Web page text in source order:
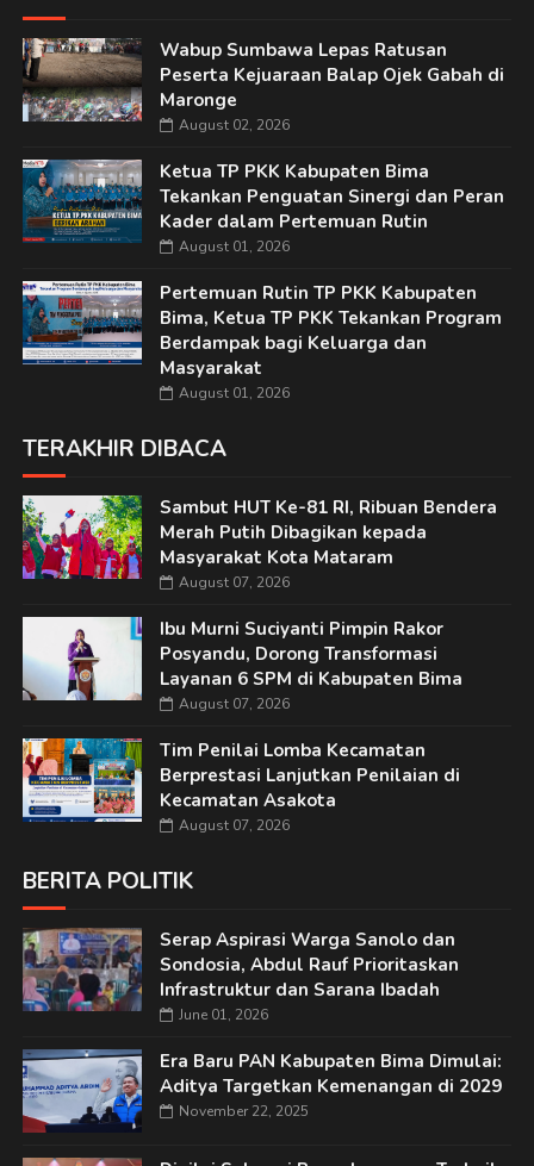
Wabup Sumbawa Lepas Ratusan
Peserta Kejuaraan Balap Ojek Gabah di
Maronge
August 02, 2026
Ketua TP PKK Kabupaten Bima
Tekankan Penguatan Sinergi dan Peran
Kader dalam Pertemuan Rutin
August 01, 2026
Pertemuan Rutin TP PKK Kabupaten
Bima, Ketua TP PKK Tekankan Program
Berdampak bagi Keluarga dan
Masyarakat
August 01, 2026
TERAKHIR DIBACA
Sambut HUT Ke-81 RI, Ribuan Bendera
Merah Putih Dibagikan kepada
Masyarakat Kota Mataram
August 07, 2026
Ibu Murni Suciyanti Pimpin Rakor
Posyandu, Dorong Transformasi
Layanan 6 SPM di Kabupaten Bima
August 07, 2026
Tim Penilai Lomba Kecamatan
Berprestasi Lanjutkan Penilaian di
Kecamatan Asakota
August 07, 2026
BERITA POLITIK
Serap Aspirasi Warga Sanolo dan
Sondosia, Abdul Rauf Prioritaskan
Infrastruktur dan Sarana Ibadah
June 01, 2026
Era Baru PAN Kabupaten Bima Dimulai:
Aditya Targetkan Kemenangan di 2029
November 22, 2025